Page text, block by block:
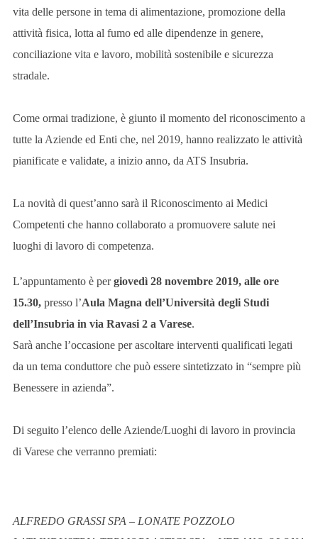
vita delle persone in tema di alimentazione, promozione della
attività fisica, lotta al fumo ed alle dipendenze in genere,
conciliazione vita e lavoro, mobilità sostenibile e sicurezza
stradale.
Come ormai tradizione, è giunto il momento del riconoscimento a
tutte la Aziende ed Enti che, nel 2019, hanno realizzato le attività
pianificate e validate, a inizio anno, da ATS Insubria.
La novità di quest’anno sarà il Riconoscimento ai Medici
Competenti che hanno collaborato a promuovere salute nei
luoghi di lavoro di competenza.
L’appuntamento è pergiovedì 28 novembre 2019, alle ore
15.30,presso l’Aula Magna dell’Università degli Studi
dell’Insubria in via Ravasi 2 a Varese.
Sarà anche l’occasione per ascoltare interventi qualificati legati
da un tema conduttore che può essere sintetizzato in “sempre più
Benessere in azienda”.
Di seguito l’elenco delle Aziende/Luoghi di lavoro in provincia
di Varese che verranno premiati:
ALFREDO GRASSI SPA – LONATE POZZOLO